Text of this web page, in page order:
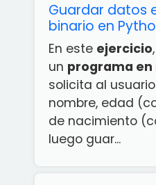
Guardar datos
binario en
En este ejercicio
un programa en
solicita al
nombre, edad
de nacimiento
luego guar...